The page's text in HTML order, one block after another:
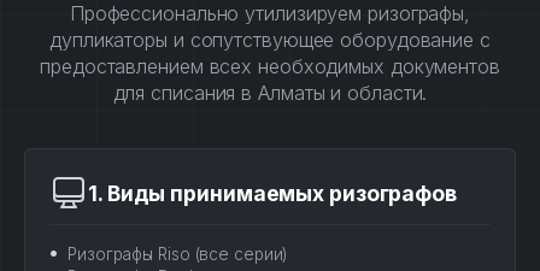
Профессионально утилизируем ризографы,
дупликаторы и сопутствующее оборудование с
предоставлением всех необходимых документов
для списания в Алматы и области.
1. Виды принимаемых ризографов
Ризографы Riso (все серии)